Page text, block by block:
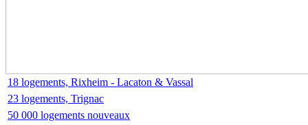
18 logements, Rixheim - Lacaton & Vassal
23 logements, Trignac
50 000 logements nouveaux